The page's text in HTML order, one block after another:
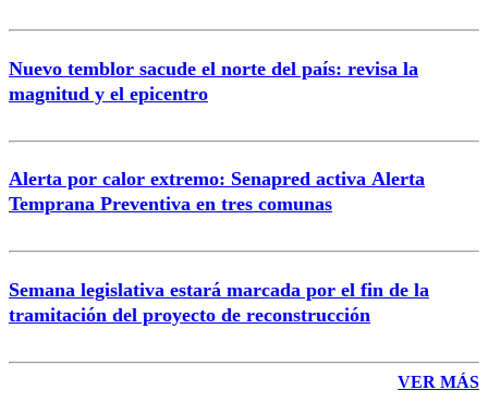
Nuevo temblor sacude el norte del país: revisa la
magnitud y el epicentro
Alerta por calor extremo: Senapred activa Alerta
Temprana Preventiva en tres comunas
Semana legislativa estará marcada por el fin de la
tramitación del proyecto de reconstrucción
VER MÁS